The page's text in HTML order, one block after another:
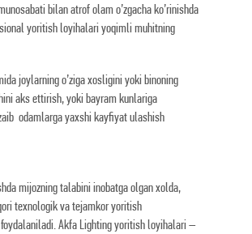
bilan atrof olam o’zgacha ko’rinishda
yoritish loyihalari yoqimli muhitning
joylarning o’ziga xosligini yoki binoning
aks ettirish, yoki bayram kunlariga
odamlarga yaxshi kayfiyat ulashish
mijozning talabini inobatga olgan xolda,
texnologik va tejamkor yoritish
Akfa Lighting yoritish loyihalari –